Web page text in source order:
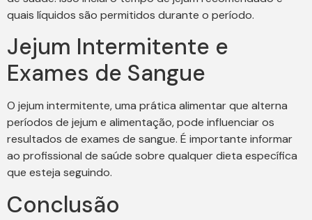
quais líquidos são permitidos durante o período.
Jejum Intermitente e
Exames de Sangue
O jejum intermitente, uma prática alimentar que alterna
períodos de jejum e alimentação, pode influenciar os
resultados de exames de sangue. É importante informar
ao profissional de saúde sobre qualquer dieta específica
que esteja seguindo.
Conclusão